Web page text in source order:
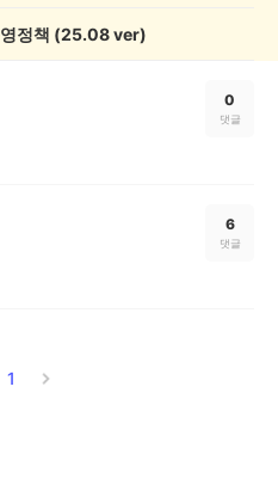
영정책 (25.08 ver)
0
댓글
6
댓글
1